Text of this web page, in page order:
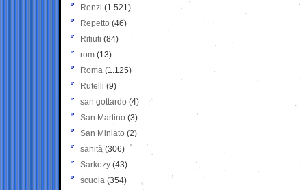
Renzi (1.521)
Repetto (46)
Rifiuti (84)
rom (13)
Roma (1.125)
Rutelli (9)
san gottardo (4)
San Martino (3)
San Miniato (2)
sanità (306)
Sarkozy (43)
scuola (354)